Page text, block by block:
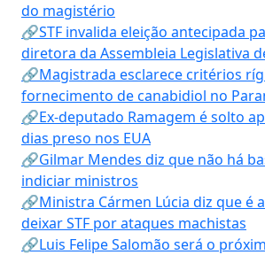
do magistério
🔗STF invalida eleição antecipada
diretora da Assembleia Legislativa
🔗Magistrada esclarece critérios
fornecimento de canabidiol no
🔗Ex-deputado Ramagem é solto
dias preso nos EUA
🔗Gilmar Mendes diz que não há
indiciar ministros
🔗Ministra Cármen Lúcia diz que é
deixar STF por ataques machistas
🔗Luis Felipe Salomão será o